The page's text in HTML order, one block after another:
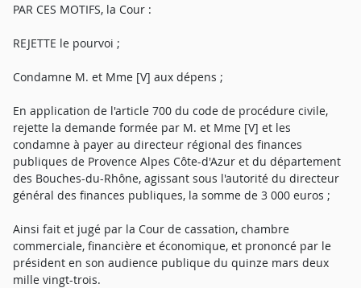
PAR CES MOTIFS, la Cour :
REJETTE le pourvoi ;
Condamne M. et Mme [V] aux dépens ;
En application de l'article 700 du code de procédure civile,
rejette la demande formée par M. et Mme [V] et les
condamne à payer au directeur régional des finances
publiques de Provence Alpes Côte-d'Azur et du département
des Bouches-du-Rhône, agissant sous l'autorité du directeur
général des finances publiques, la somme de 3 000 euros ;
Ainsi fait et jugé par la Cour de cassation, chambre
commerciale, financière et économique, et prononcé par le
président en son audience publique du quinze mars deux
mille vingt-trois.